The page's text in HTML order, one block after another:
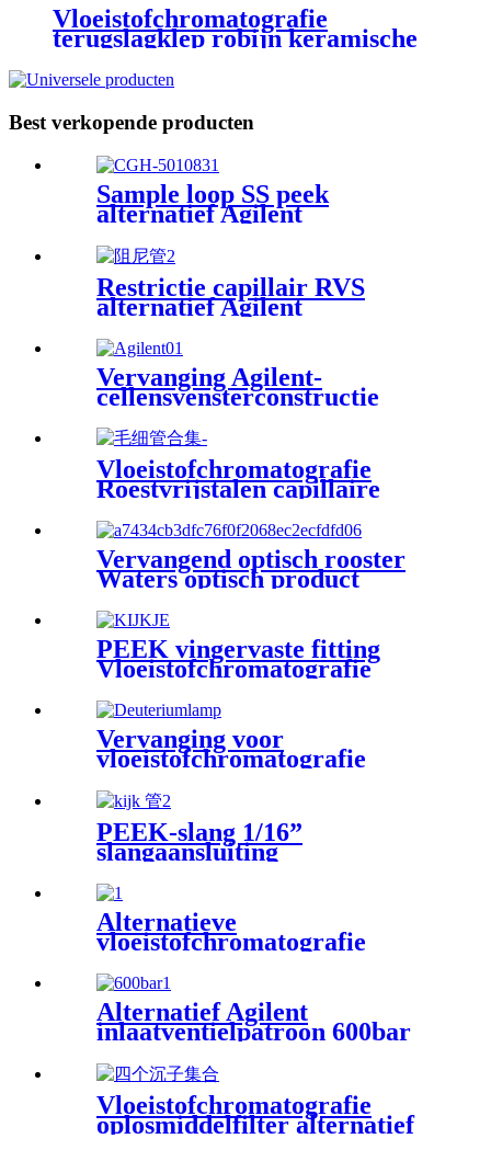
Vloeistofchromatografie
terugslagklep robijn keramische
Best verkopende producten
Sample loop SS peek
alternatief Agilent
autosampler handmatige
injector
Restrictie capillair RVS
alternatief Agilent
Vervanging Agilent-
cellensvensterconstructie
Vloeistofchromatografie
Roestvrijstalen capillaire
Vervangend optisch rooster
Waters optisch product
PEEK vingervaste fitting
Vloeistofchromatografie
Vervanging voor
vloeistofchromatografie
deuteriumlamp DAD VWD
PEEK-slang 1/16”
slangaansluiting
Alternatieve
vloeistofchromatografie
Thermo-terugslagklep
Alternatief Agilent
inlaatventielpatroon 600bar
Vloeistofchromatografie
oplosmiddelfilter alternatief